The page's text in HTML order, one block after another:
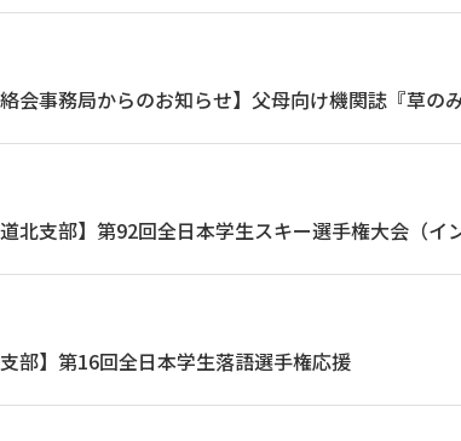
絡会事務局からのお知らせ】父母向け機関誌『草
道北支部】第92回全日本学生スキー選手権大会（イ
支部】第16回全日本学生落語選手権応援